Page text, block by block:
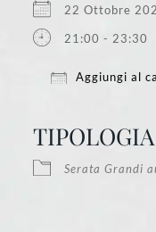
22 Ottobre
21:00 - 23:30
Aggiungi al
Serata Grandi